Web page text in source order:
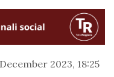
2023, 18:25